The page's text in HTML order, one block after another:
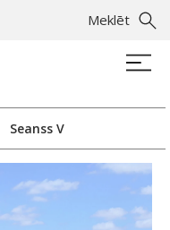
Meklēt
Seanss V